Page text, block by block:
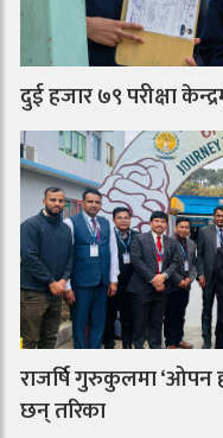
दुई हजार ७९ परीक्षा
राजर्षि गुरुकुलमा ‘ओपन
छन् तरिका